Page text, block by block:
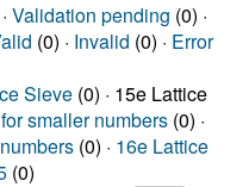
Validation pending (0) ·
(0) · Invalid (0) · Error
Sieve (0) · 15e Lattice
smaller numbers (0) ·
(0) · 16e Lattice
(0)